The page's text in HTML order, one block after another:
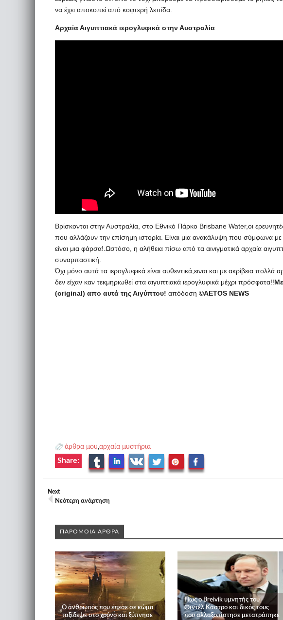
να έχει αποκοπεί από κοφτερή λεπίδα.
Αρχαία Αιγυπτιακά ιερογλυφικά στην Αυστραλία
Βρίσκονται στην Αυστραλία, στο Εθνικό Πάρκο Brisbane Water,οι
που αλλάζουν την επίσημη ιστορία. Είναι μια ανακάλυψη που σύμφωνα με
είναι μια φάρσα!.Ωστόσο, η αλήθεια πίσω από τα αινιγματικά αρχαία
συναρπαστική.
Όχι μόνο αυτά τα ιερογλυφικά είναι αυθεντικά,ειναι και με ακρίβεια πολλά
δεν είχαν καν τεκμηριωθεί στα αιγυπτιακά ιερογλυφικά ​​μέχρι πρόσφατα!!
(original) απο αυτά της Αιγύπτου! απόδοση ©AETOS NEWS
άρθρα μου,αρχαία μυστήρια
Share:
Next
Νεότερη ανάρτηση
ΠΑΡΟΜΟΙΑ ΑΡΘΡΑ
O άνθρωπος που έπεσε σε κώμα
ταξίδεψε στο χρόνο και ξύπνησε
Πως ο Breivik υμνητής του
Φιντέλ Κάστρο και δικός τους
που αλλαξοπίστησε μετατράπηκε